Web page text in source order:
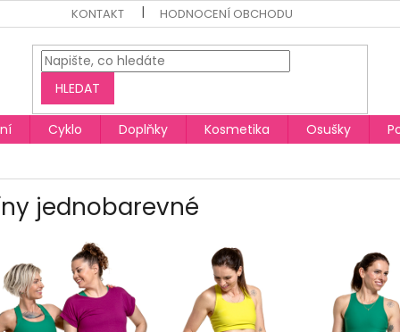
KONTAKT HODNOCENÍ OBCHODU
HLEDAT
Cyklo Doplňky Kosmetika Osušky
jednobarevné